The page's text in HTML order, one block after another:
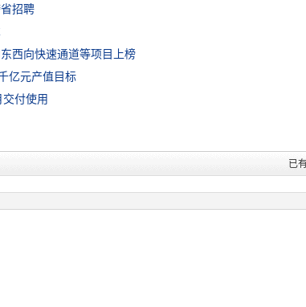
招聘
西向快速通道等项目上榜
亿元产值目标
付使用
已